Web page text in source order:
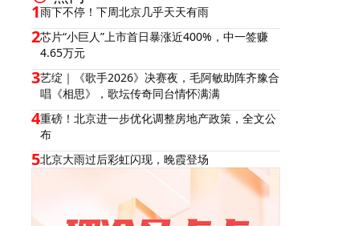
1雨下不停！下周北京几乎天天有雨
2芯片“小巨人”上市首日暴涨近400%，中一签赚
4.65万元
3艺绽｜《歌手2026》决赛夜，毛阿敏助阵齐豫合
唱《相思》，歌坛传奇同台情怀满满
4重磅！北京进一步优化调整房地产政策，全文公
布
5北京大雨过后彩虹闪现，晚霞登场